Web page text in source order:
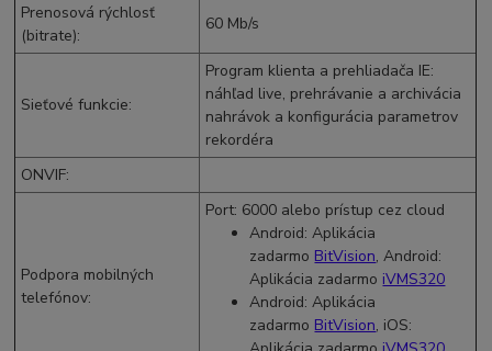
Prenosová rýchlosť
(bitrate):
60 Mb/s
Sieťové funkcie:
Program klienta a prehliadača IE:
náhľad live, prehrávanie a archivácia
nahrávok a konfigurácia parametrov
rekordéra
ONVIF:
Podpora mobilných
telefónov:
Port: 6000 alebo prístup cez cloud
Android: Aplikácia
zadarmo BitVision, Android:
Aplikácia zadarmo iVMS320
Android: Aplikácia
zadarmo BitVision, iOS: